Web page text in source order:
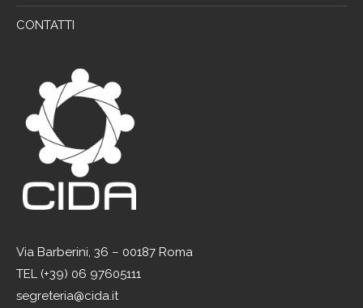
CONTATTI
Via Barberini, 36 – 00187 Roma
TEL (+39) 06 97605111
segreteria@cida.it